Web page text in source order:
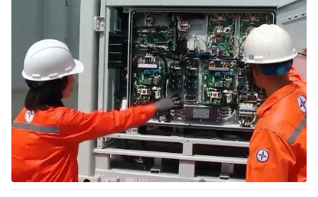
THỜI BÁO VTV
Theo dõi báo trên
Cơ quan chủ quản:Đài Truyền hình Việt Nam
Cơ quan báo chí:Thời báo VTV
Giấy phép hoạt động báo in và báo điện tử số 483/GP-BTTTT
cấp ngày 29/12/2023